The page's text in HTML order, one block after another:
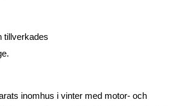
tillverkades
inomhus i vinter med motor- och